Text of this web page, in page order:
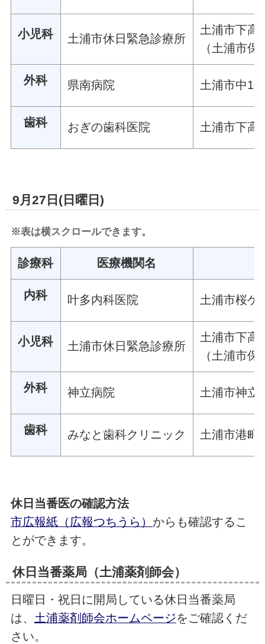
小児科 土浦市休日緊急診療所
土浦市下高
（土浦市
外科 県南病院 土浦市中
歯科 おぎの歯科医院 土浦市下高
9月27日(日曜日)
※表は横スクロールできます。
診療科 医療機関名
内科 叶多内科医院 土浦市桜ケ
小児科 土浦市休日緊急診療所
土浦市下高
（土浦市
外科 神立病院 土浦市神立
歯科 みなと歯科クリニック 土浦市港町
休日当番医の確認方法
市広報紙（広報つちうら） からも確認するこ
とができます。
休日当番薬局（土浦薬剤師会）
日曜日・祝日に開局している休日当番薬局
は、 土浦薬剤師会ホームページをご確認くだ
さい。